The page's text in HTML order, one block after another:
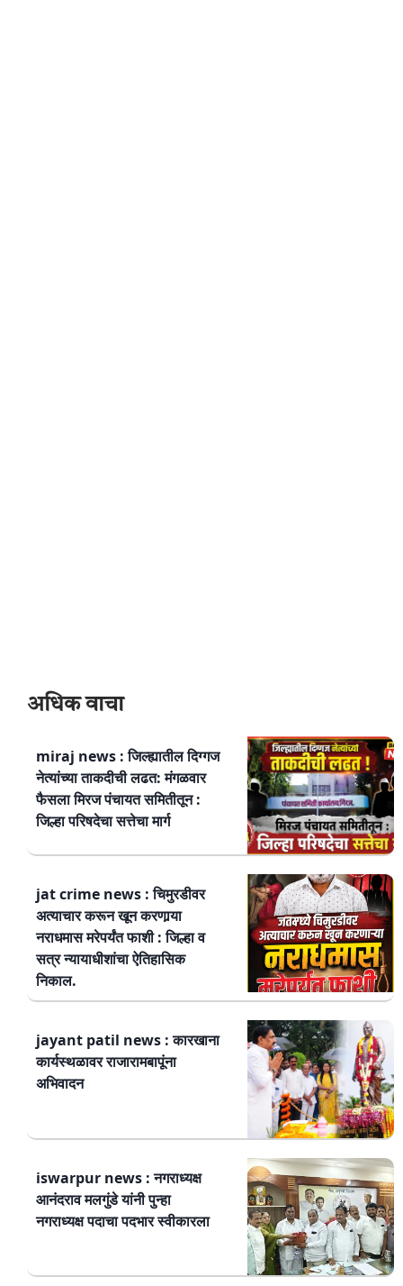
अधिक वाचा
miraj news : जिल्ह्यातील दिग्गज
नेत्यांच्या ताकदीची लढत: मंगळवार
फैसला मिरज पंचायत समितीतून :
जिल्हा परिषदेचा सत्तेचा मार्ग
jat crime news : चिमुरडीवर
अत्याचार करून खून करणार्‍या
नराधमास मरेपर्यंत फाशी : जिल्हा व
सत्र न्यायाधीशांचा ऐतिहासिक
निकाल.
jayant patil news : कारखाना
कार्यस्थळावर राजारामबापूंना
अभिवादन
iswarpur news : नगराध्यक्ष
आनंदराव मलगुंडे यांनी पुन्हा
नगराध्यक्ष पदाचा पदभार स्वीकारला